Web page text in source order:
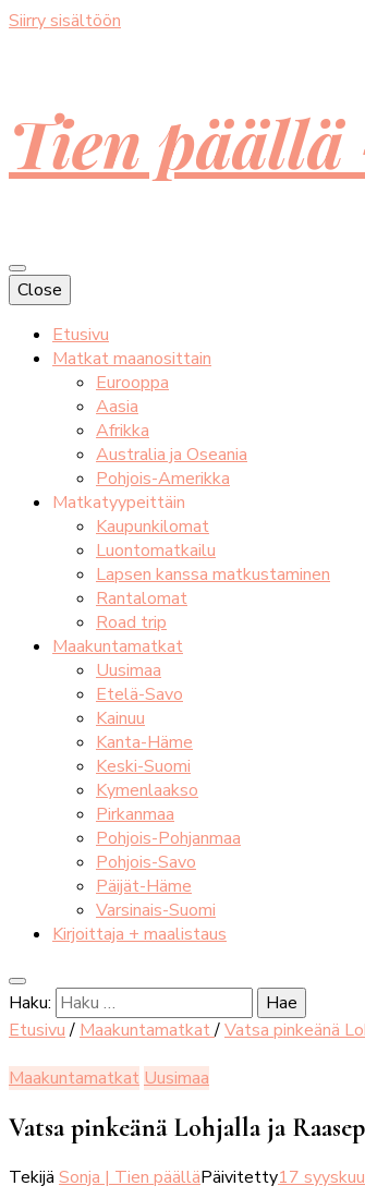
Siirry sisältöön
Tien
Close
Etusivu
Matkat maanosittain
Eurooppa
Aasia
Afrikka
Australia ja Oseania
Pohjois-Amerikka
Matkatyypeittäin
Kaupunkilomat
Luontomatkailu
Lapsen kanssa matkustaminen
Rantalomat
Road trip
Maakuntamatkat
Uusimaa
Etelä-Savo
Kainuu
Kanta-Häme
Keski-Suomi
Kymenlaakso
Pirkanmaa
Pohjois-Pohjanmaa
Pohjois-Savo
Päijät-Häme
Varsinais-Suomi
Kirjoittaja + maalistaus
Haku:
Etusivu / Maakuntamatkat/Vatsa pinkeänä
Maakuntamatkat Uusimaa
Vatsa pinkeänä Lohjalla ja
Tekijä Sonja | Tien päälläPäivitetty17